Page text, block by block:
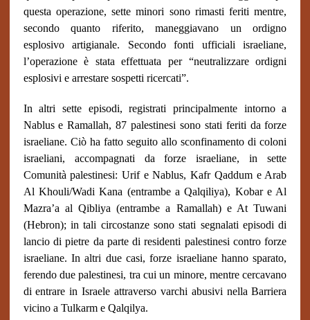
questa operazione, sette minori sono rimasti feriti mentre,
secondo quanto riferito, maneggiavano un ordigno
esplosivo artigianale. Secondo fonti ufficiali israeliane,
l’operazione è stata effettuata per “neutralizzare ordigni
esplosivi e arrestare sospetti ricercati”.
In altri sette episodi, registrati principalmente intorno a
Nablus e Ramallah, 87 palestinesi sono stati feriti da forze
israeliane. Ciò ha fatto seguito allo sconfinamento di coloni
israeliani, accompagnati da forze israeliane, in sette
Comunità palestinesi: Urif e Nablus, Kafr Qaddum e Arab
Al Khouli/Wadi Kana (entrambe a Qalqiliya), Kobar e Al
Mazra’a al Qibliya (entrambe a Ramallah) e At Tuwani
(Hebron); in tali circostanze sono stati segnalati episodi di
lancio di pietre da parte di residenti palestinesi contro forze
israeliane. In altri due casi, forze israeliane hanno sparato,
ferendo due palestinesi, tra cui un minore, mentre cercavano
di entrare in Israele attraverso varchi abusivi nella Barriera
vicino a Tulkarm e Qalqilya.